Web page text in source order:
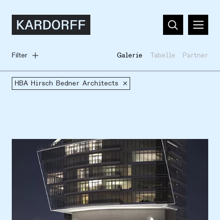
Filter Galerie Tabelle Partner
HBA Hirsch Bedner Architects